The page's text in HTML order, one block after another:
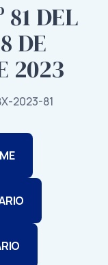
81 DEL
DE
2023
2023-81